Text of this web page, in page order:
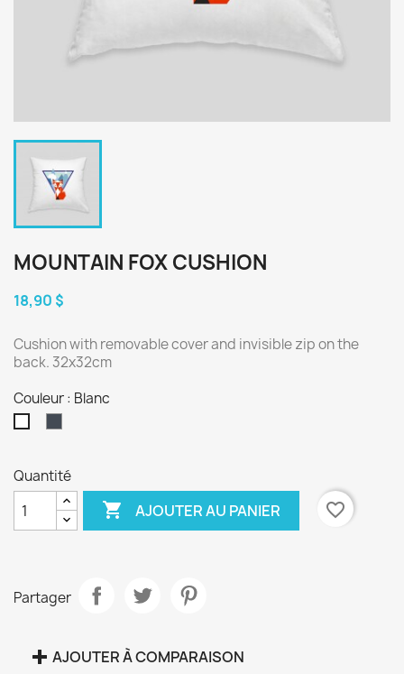
MOUNTAIN FOX CUSHION
18,90 $
Cushion with removable cover and invisible zip on the
back. 32x32cm
Couleur : Blanc
Quantité
 AJOUTER AU PANIER favorite_border
Partager
AJOUTER À COMPARAISON